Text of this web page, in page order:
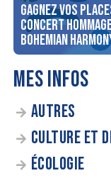
Gagnez vos
concert
Bohemian
MES INFOS
AUTRES
CULTURE ET
ÉCOLOGIE